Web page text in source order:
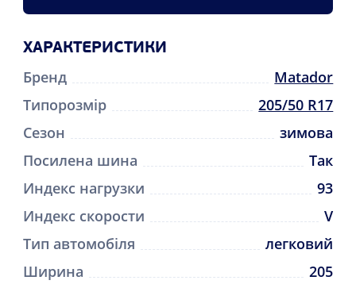
ХАРАКТЕРИСТИКИ
Бренд
Matador
Типорозмір
205/50 R17
Сезон
зимова
Посилена шина
Так
Индекс нагрузки
93
Индекс скорости
V
Тип автомобіля
легковий
Ширина
205